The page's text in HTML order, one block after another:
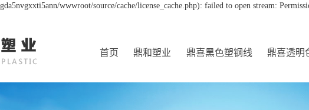
wwwroot/source/cache/license_cache.php): failed to open stream:
首页 鼎和塑业 鼎喜黑色塑钢线 鼎喜透明